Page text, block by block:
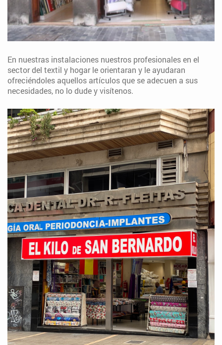
En nuestras instalaciones nuestros profesionales en el
sector del textil y hogar le orientaran y le ayudaran
ofreciéndoles aquellos artículos que se adecuen a sus
necesidades, no lo dude y visítenos.